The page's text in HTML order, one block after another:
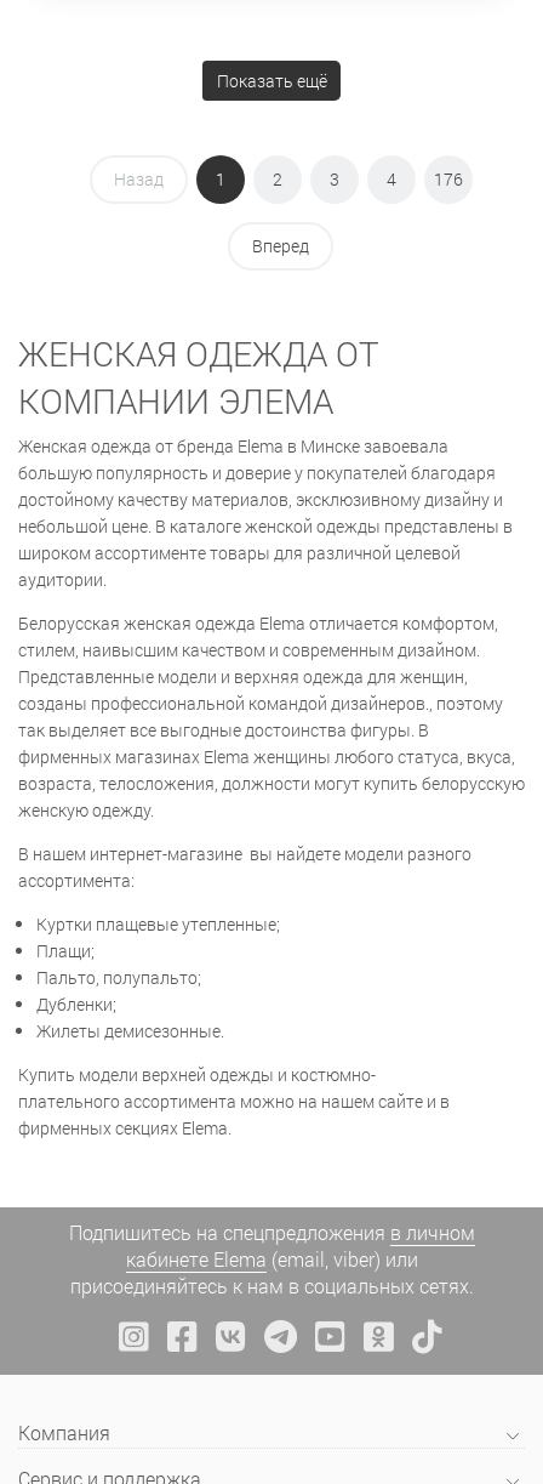
Показать ещё
Назад 1 2 3 4 176
Вперед
ЖЕНСКАЯ ОДЕЖДА ОТ
КОМПАНИИ ЭЛЕМА
Женская одежда от бренда Elema в Минске завоевала
большую популярность и доверие у покупателей благодаря
достойному качеству материалов, эксклюзивному дизайну и
небольшой цене. В каталоге женской одежды представлены в
широком ассортименте товары для различной целевой
аудитории.
Белорусская женская одежда Elema отличается комфортом,
стилем, наивысшим качеством и современным дизайном.
Представленные модели и верхняя одежда для женщин,
созданы профессиональной командой дизайнеров., поэтому
так выделяет все выгодные достоинства фигуры. В
фирменных магазинах Elema женщины любого статуса, вкуса,
возраста, телосложения, должности могут купить белорусскую
женскую одежду.
В нашем интернет-магазине вы найдете модели разного
ассортимента:
Куртки плащевые утепленные;
Плащи;
Пальто, полупальто;
Дубленки;
Жилеты демисезонные.
Купить модели верхней одежды и костюмно-
плательного ассортимента можно на нашем сайте и в
фирменных секциях Elema.
Подпишитесь на спецпредложения в личном
кабинете Elema (email, viber) или
присоединяйтесь к нам в социальных сетях.
Компания
Сервис и поддержка